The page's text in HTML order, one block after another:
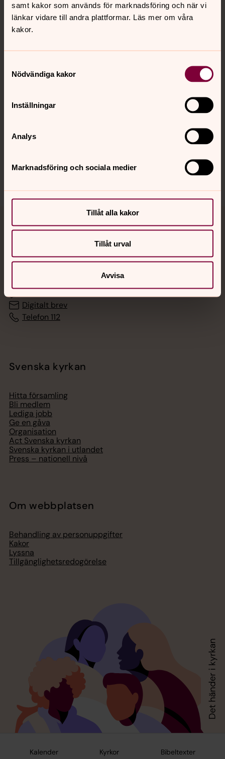
samt kakor som används för marknadsföring och när vi
länkar vidare till andra plattformar. Läs mer om våra
kakor.
Nödvändiga kakor
Inställningar
Analys
Marknadsföring och sociala medier
Tillåt alla kakor
Tillåt urval
Avvisa
Kalender Kyrkor Bibeltexter
Kalender
Hitta snabbt
Jourhavande präst
med en präst på kvällar och nätter.
Chatt
Digitalt brev
Telefon 112
Svenska kyrkan
Hitta församling
Bli medlem
Lediga jobb
Ge en gåva
Organisation
Act Svenska kyrkan
Svenska kyrkan i utlandet
Press – nationell nivå
Om webbplatsen
Behandling av personuppgifter
Kakor
Lyssna
Tillgänglighetsredogörelse